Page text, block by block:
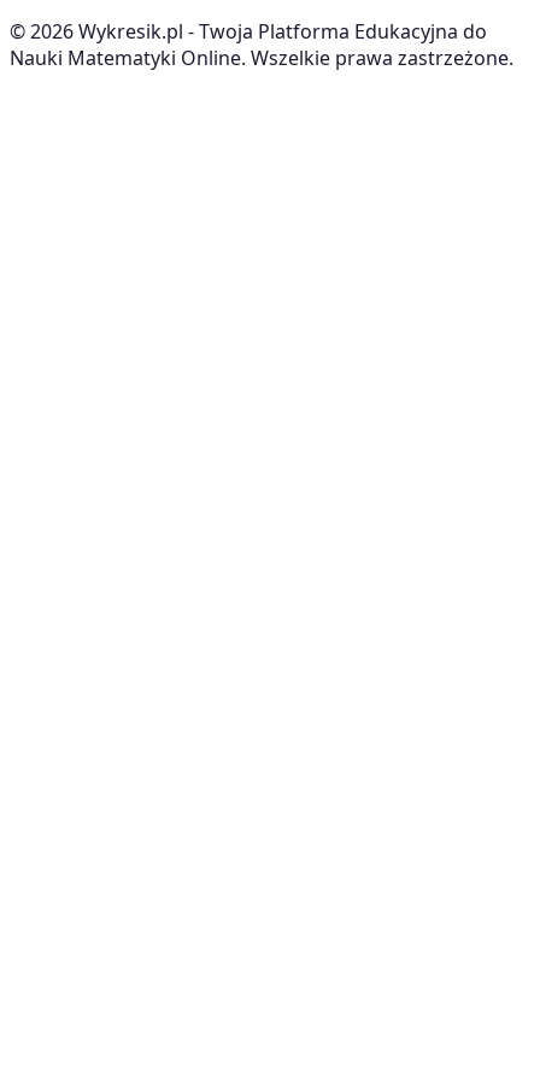
©2026Wykresik.pl - Twoja Platforma Edukacyjna do
Nauki Matematyki Online. Wszelkie prawa zastrzeżone.